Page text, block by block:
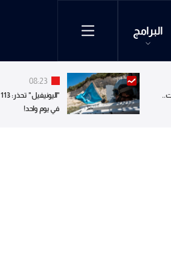
البرامج
08:23
في يوم واحد!